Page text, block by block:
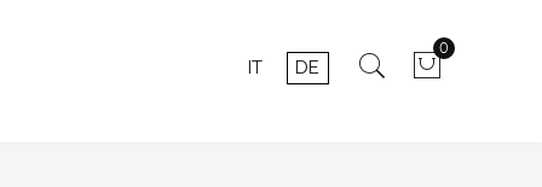
0
IT DE